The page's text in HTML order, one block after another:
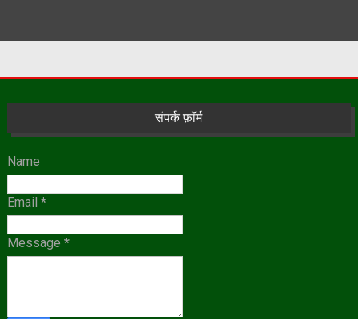
संपर्क फ़ॉर्म
Name
Email *
Message *